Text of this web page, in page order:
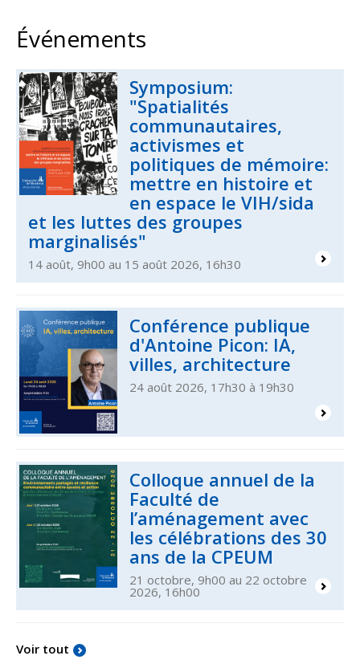
Événements
Symposium:
"Spatialités
communautaires,
activismes et
politiques de mémoire:
mettre en histoire et
en espace le VIH/sida
et les luttes des groupes
marginalisés"
14 août, 9h00 au 15 août 2026, 16h30
Conférence publique
d'Antoine Picon: IA,
villes, architecture
24 août 2026, 17h30 à 19h30
Colloque annuel de la
Faculté de
l’aménagement avec
les célébrations des 30
ans de la CPEUM
21 octobre, 9h00 au 22 octobre
2026, 16h00
Voir tout